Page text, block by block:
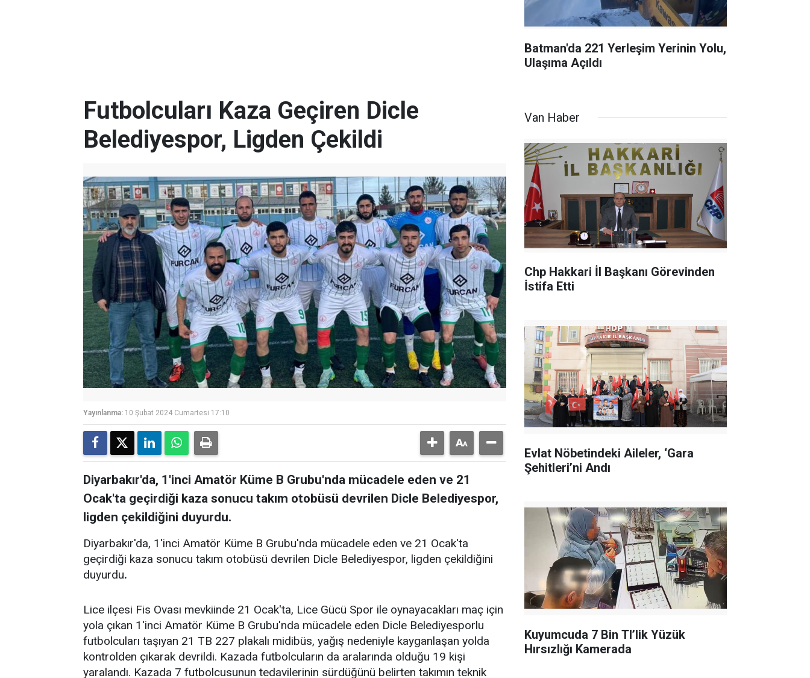
Batman'da 221 Yerleşim Yerinin Yolu,
Ulaşıma Açıldı
Futbolcuları Kaza Geçiren Dicle
Belediyespor, Ligden Çekildi
Yayınlanma: 10 Şubat 2024 Cumartesi 17:10
Diyarbakır'da, 1'inci Amatör Küme B Grubu'nda mücadele eden ve 21
Ocak'ta geçirdiği kaza sonucu takım otobüsü devrilen Dicle Belediyespor,
ligden çekildiğini duyurdu.
Diyarbakır'da, 1'inci Amatör Küme B Grubu'nda mücadele eden ve 21 Ocak'ta
geçirdiği kaza sonucu takım otobüsü devrilen Dicle Belediyespor, ligden çekildiğini
duyurdu.
Lice ilçesi Fis Ovası mevkiinde 21 Ocak'ta, Lice Gücü Spor ile oynayacakları maç için
yola çıkan 1'inci Amatör Küme B Grubu'nda mücadele eden Dicle Belediyesporlu
futbolcuları taşıyan 21 TB 227 plakalı midibüs, yağış nedeniyle kayganlaşan yolda
kontrolden çıkarak devrildi. Kazada futbolcuların da aralarında olduğu 19 kişi
yaralandı. Kazada 7 futbolcusunun tedavilerinin sürdüğünü belirten takımın teknik
Van Haber
Chp Hakkari İl Başkanı Görevinden
İstifa Etti
Evlat Nöbetindeki Aileler, ‘Gara
Şehitleri’ni Andı
Kuyumcuda 7 Bin Tl’lik Yüzük
Hırsızlığı Kamerada